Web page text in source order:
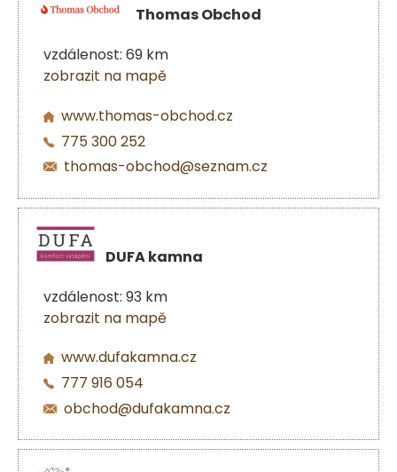
Thomas Obchod
vzdálenost: 69 km
zobrazit na mapě
www.thomas-obchod.cz
775 300 252
thomas-obchod@seznam.cz
DUFA kamna
vzdálenost: 93 km
zobrazit na mapě
www.dufakamna.cz
777 916 054
obchod@dufakamna.cz